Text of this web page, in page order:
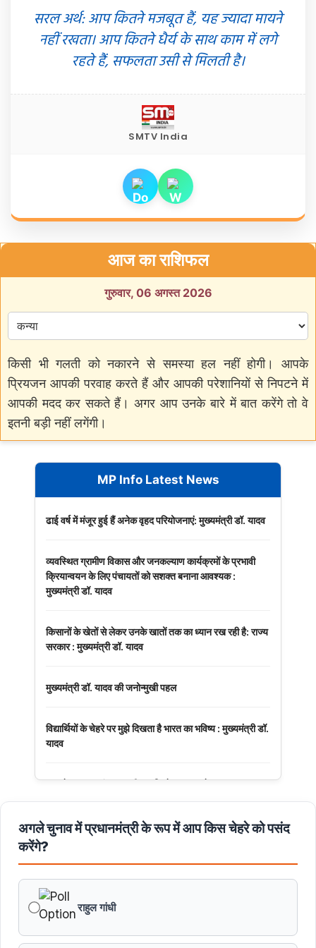
सरल अर्थ: आप कितने मजबूत हैं, यह ज्यादा मायने
नहीं रखता। आप कितने धैर्य के साथ काम में लगे
रहते हैं, सफलता उसी से मिलती है।
SMTV India
आज का राशिफल
गुरुवार, 06 अगस्त 2026
किसी भी गलती को नकारने से समस्या हल नहीं होगी। आपके
प्रियजन आपकी परवाह करते हैं और आपकी परेशानियों से निपटने में
आपकी मदद कर सकते हैं। अगर आप उनके बारे में बात करेंगे तो वे
इतनी बड़ी नहीं लगेंगी।
MP Info Latest News
ढाई वर्ष में मंजूर हुई हैं अनेक वृहद परियोजनाएं: मुख्यमंत्री डॉ. यादव
व्यवस्थित ग्रामीण विकास और जनकल्याण कार्यक्रमों के प्रभावी
क्रियान्वयन के लिए पंचायतों को सशक्त बनाना आवश्यक :
मुख्यमंत्री डॉ. यादव
किसानों के खेतों से लेकर उनके खातों तक का ध्यान रख रही है: राज्य
सरकार : मुख्यमंत्री डॉ. यादव
मुख्यमंत्री डॉ. यादव की जनोन्मुखी पहल
विद्यार्थियों के चेहरे पर मुझे दिखता है भारत का भविष्य : मुख्यमंत्री डॉ.
यादव
अनुच्छेद 370 एवं 35A की समाप्ति के 7 साल पूरे
मुख्यमंत्री डॉ. मोहन यादव ने नर्मदापुरम में आयोजित बलराम कृषि
महोत्सव को मंत्रालय से वीडियो कॉन्फ्रेंसिंग से संबोधित किया।
पं. द्वारिका प्रसाद मिश्र का व्यक्तित्व और कतित्व योगदान सदैव रहेगा
प्रेरणास्रोत : मुख्यमंत्री डॉ. यादव
मुख्यमंत्री डॉ. यादव ने पद्मभूषण डॉ. शिवमंगल सिंह सुमन की जयंती
अगले चुनाव में प्रधानमंत्री के रूप में आप किस चेहरे को पसंद
करेंगे?
राहुल गांधी